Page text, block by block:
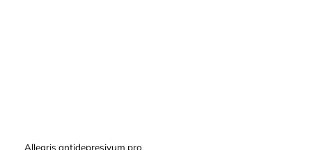
Allegris antidepresivum pro